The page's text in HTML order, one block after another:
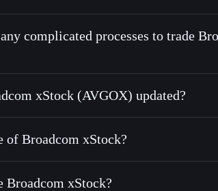
1:1 backed, on-chain, and
complicated processes to trade
xStock (AVGOX) updated?
match the
of Broadcom xStock?
xStock $424.673
Broadcom xStock?